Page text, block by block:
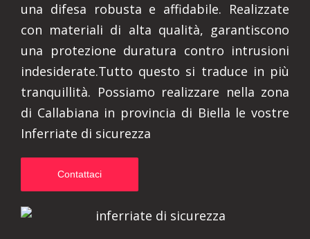
una difesa robusta e affidabile. Realizzate
con materiali di alta qualità, garantiscono
una protezione duratura contro intrusioni
indesiderate.Tutto questo si traduce in più
tranquillità. Possiamo realizzare nella zona
di Callabiana in provincia di Biella le vostre
Inferriate di sicurezza
Contattaci